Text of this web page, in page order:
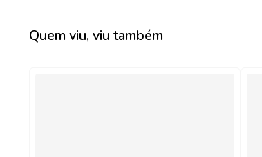
Quem viu, viu também